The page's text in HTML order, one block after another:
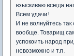
взыскиваю всегда
Всем удачи!
И не волнуйтесь
вообще. Товарищ
успокоить народ
невозможно и т.п.